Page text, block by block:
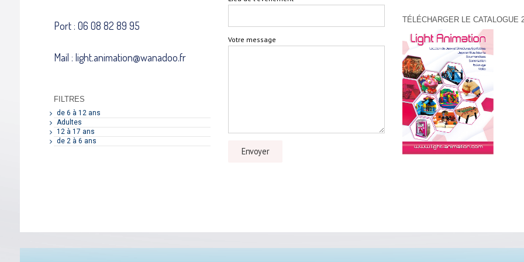
Port : 06 08 82 89 95
Mail : light.animation@wanadoo.fr
FILTRES
de 6 à 12 ans
Adultes
12 à 17 ans
de 2 à 6 ans
Votre message
TÉLÉCHARGER LE CATALOGUE